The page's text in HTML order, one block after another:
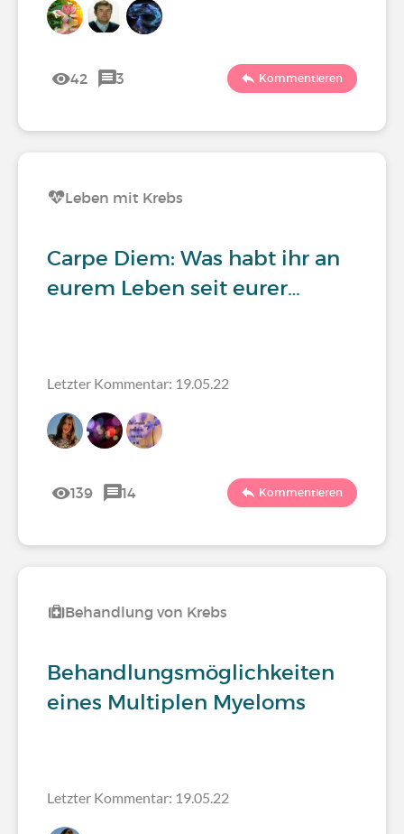
42 3 Kommentieren
Leben mit Krebs
Carpe Diem: Was habt ihr an
eurem Leben seit eurer…
Letzter Kommentar: 19.05.22
139 14 Kommentieren
Behandlung von Krebs
Behandlungsmöglichkeiten
eines Multiplen Myeloms
Letzter Kommentar: 19.05.22